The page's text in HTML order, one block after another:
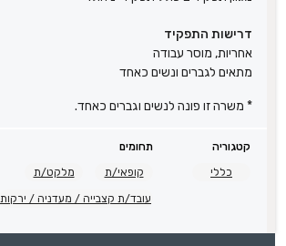
דרישות התפקיד
אחריות, מוסר עבודה
מתאים לגברים ונשים כאחד
* משרה זו פונה לנשים וגברים כאחד.
קטגוריה
תחומים
כללי
קופאי/ת מלקט/ת
עובד/ת קצבייה / מעדניה / ירקות